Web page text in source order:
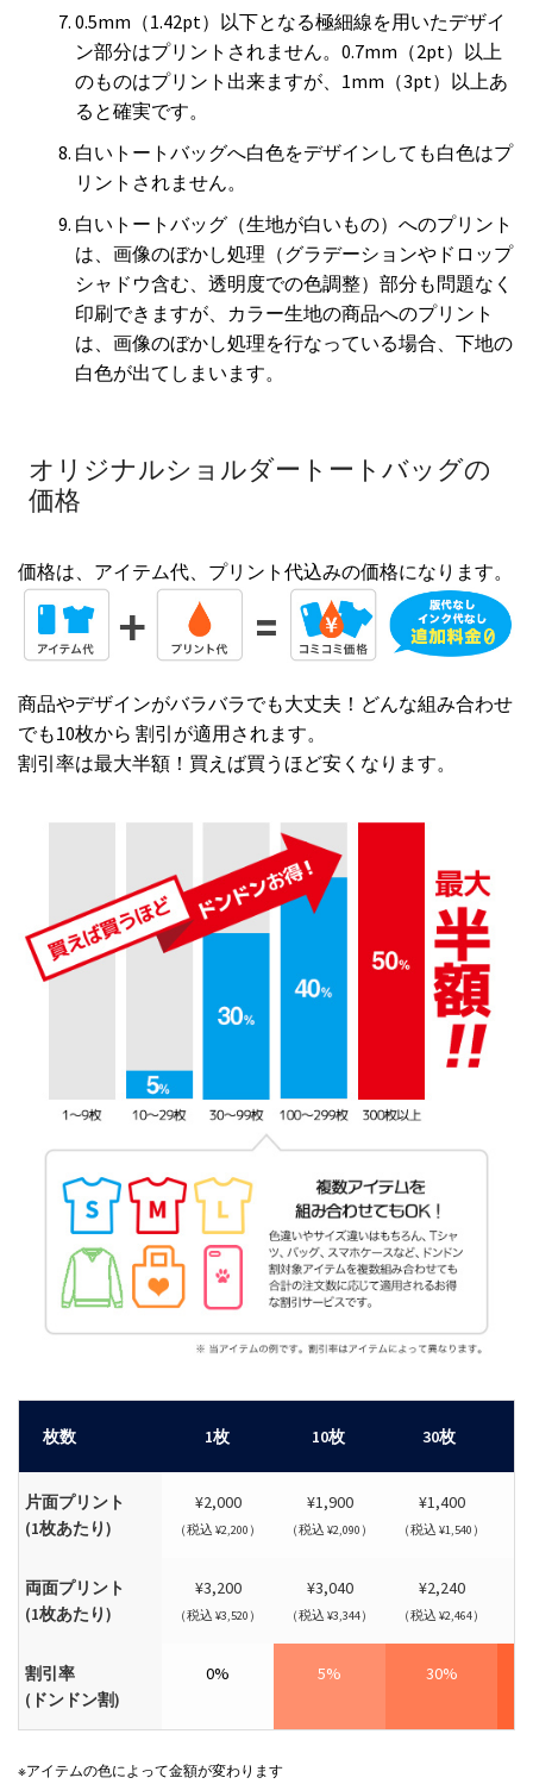
0.5mm（1.42pt）以下となる極細線を用いたデザイ
ン部分はプリントされません。0.7mm（2pt）以上
のものはプリント出来ますが、1mm（3pt）以上あ
ると確実です。
白いトートバッグへ白色をデザインしても白色はプ
リントされません。
白いトートバッグ（生地が白いもの）へのプリント
は、画像のぼかし処理（グラデーションやドロップ
シャドウ含む、透明度での色調整）部分も問題なく
印刷できますが、カラー生地の商品へのプリント
は、画像のぼかし処理を行なっている場合、下地の
白色が出てしまいます。
オリジナルショルダートートバッグの
価格
価格は、アイテム代、プリント代込みの価格になります。
商品やデザインがバラバラでも大丈夫！どんな組み合わせ
でも10枚から 割引が適用されます。
割引率は最大半額！買えば買うほど安くなります。
枚数 1枚 10枚 30枚
片面プリント
(1枚あたり)
¥2,000
（税込 ¥2,200）
¥1,900
（税込 ¥2,090）
¥1,400
（税込 ¥1,540）
両面プリント
(1枚あたり)
¥3,200
（税込 ¥3,520）
¥3,040
（税込 ¥3,344）
¥2,240
（税込 ¥2,464）
割引率
(ドンドン割)
0% 5% 30%
※アイテムの色によって金額が変わります